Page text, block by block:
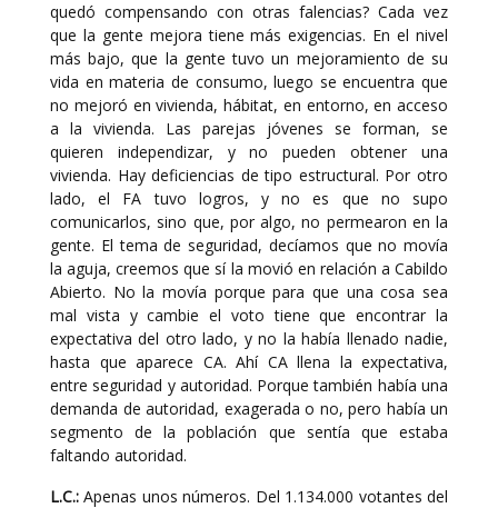
quedó compensando con otras falencias? Cada vez
que la gente mejora tiene más exigencias. En el nivel
más bajo, que la gente tuvo un mejoramiento de su
vida en materia de consumo, luego se encuentra que
no mejoró en vivienda, hábitat, en entorno, en acceso
a la vivienda. Las parejas jóvenes se forman, se
quieren independizar, y no pueden obtener una
vivienda. Hay deficiencias de tipo estructural. Por otro
lado, el FA tuvo logros, y no es que no supo
comunicarlos, sino que, por algo, no permearon en la
gente. El tema de seguridad, decíamos que no movía
la aguja, creemos que sí la movió en relación a Cabildo
Abierto. No la movía porque para que una cosa sea
mal vista y cambie el voto tiene que encontrar la
expectativa del otro lado, y no la había llenado nadie,
hasta que aparece CA. Ahí CA llena la expectativa,
entre seguridad y autoridad. Porque también había una
demanda de autoridad, exagerada o no, pero había un
segmento de la población que sentía que estaba
faltando autoridad.
L.C.: Apenas unos números. Del 1.134.000 votantes del